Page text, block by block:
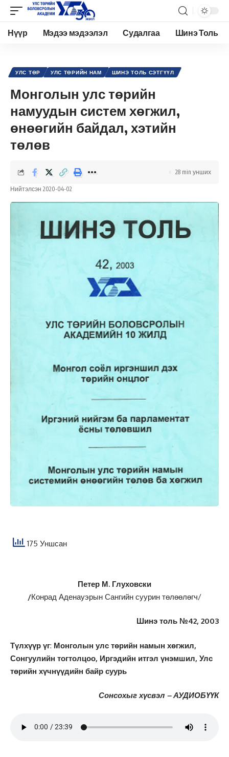
Нүүр Мэдээ мэдээлэл Судалгаа Шинэ Толь
УЛС ТӨР УЛС ТӨРИЙН НАМ ШИНЭ ТОЛЬ СЭТГҮҮЛ
Монголын улс төрийн
намуудын систем хөгжил,
өнөөгийн байдал, хэтийн
төлөв
Нийтэлсэн 2020-04-02
28 min унших
175 Уншсан
Петер М. Глуховски
/Конрад Аденауэрын Сангийн суурин төлөөлөгч/
Шинэ толь №42, 2003
Түлхүүр үг: Монголын улс төрийн намын хөгжил,
Сонгуулийн тогтолцоо, Иргэдийн итгэл үнэмшил, Улс
төрийн хүчнүүдийн байр суурь
Сонсохыг хүсвэл – АУДИОБҮҮК